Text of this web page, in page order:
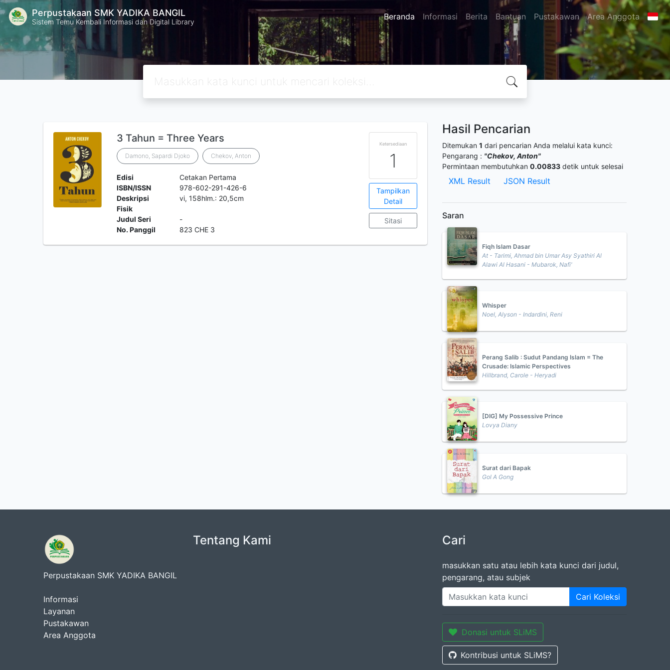
Perpustakaan SMK YADIKA BANGIL
Sistem Temu Kembali Informasi dan Digital Library Beranda Informasi Berita Bantuan Pustakawan Area Anggota
3 Tahun = Three Years
Damono, Sapardi Djoko Chekov, Anton
Edisi
Cetakan Pertama
ISBN/ISSN
978-602-291-426-6
Deskripsi
Fisik
vi, 158hlm.: 20,5cm
Judul Seri
-
No. Panggil
823 CHE 3
Ketersediaan
1
Tampilkan
Detail
Sitasi
Hasil Pencarian
Ditemukan 1 dari pencarian Anda melalui kata kunci:
Pengarang : "Chekov, Anton"
Permintaan membutuhkan 0.00833 detik untuk selesai
XML Result JSON Result
Saran
Fiqh Islam Dasar
At - Tarimi, Ahmad bin Umar Asy Syathiri Al
Alawi Al Hasani - Mubarok, Nafi'
Whisper
Noel, Alyson - Indardini, Reni
Perang Salib : Sudut Pandang Islam = The
Crusade: Islamic Perspectives
Hillbrand, Carole - Heryadi
[DIG] My Possessive Prince
Lovya Diany
Surat dari Bapak
Gol A Gong
Perpustakaan SMK YADIKA BANGIL
Informasi
Layanan
Pustakawan
Area Anggota
Tentang Kami Cari
masukkan satu atau lebih kata kunci dari judul,
pengarang, atau subjek
Cari Koleksi
Donasi untuk SLiMS
Kontribusi untuk SLiMS?